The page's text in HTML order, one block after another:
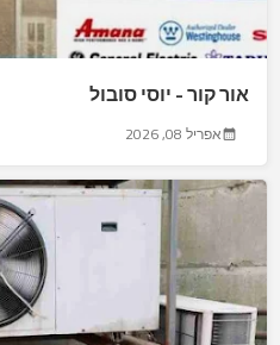
אור קור - יוסי סובול
אפריל 08, 2026